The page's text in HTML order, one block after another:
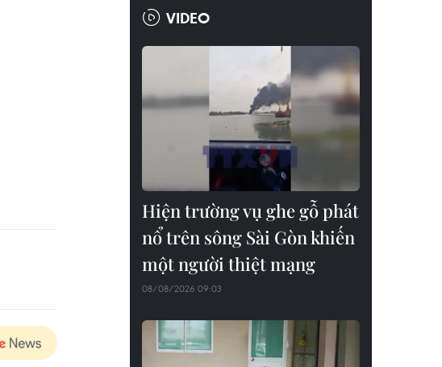
VIDEO
Hiện trường vụ ghe gỗ phát
nổ trên sông Sài Gòn khiến
một người thiệt mạng
08/08/2026 09:03